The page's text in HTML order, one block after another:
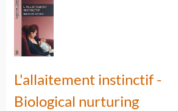
L'allaitement instinctif -
Biological nurturing